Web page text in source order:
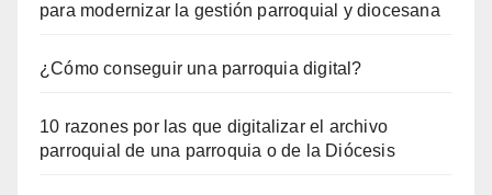
para modernizar la gestión parroquial y diocesana
¿Cómo conseguir una parroquia digital?
10 razones por las que digitalizar el archivo
parroquial de una parroquia o de la Diócesis